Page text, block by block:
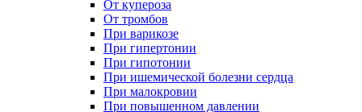
От купероза
От тромбов
При варикозе
При гипертонии
При гипотонии
При ишемической болезни сердца
При малокровии
При повышенном давлении